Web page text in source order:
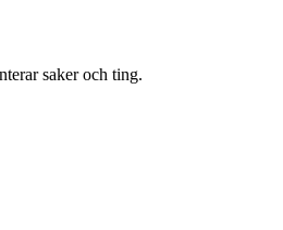
saker och ting.